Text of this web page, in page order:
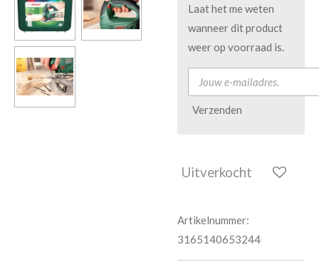
Laat het me weten
wanneer dit product
weer op voorraad is.
Verzenden
Uitverkocht
Artikelnummer:
3165140653244